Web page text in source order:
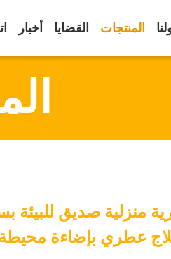
المنتجات القضايا أخبار
عطري بإضاءة محيطة بـ 7